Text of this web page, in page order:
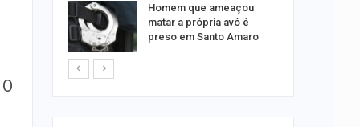
Homem que ameaçou
matar a própria avó é
preso em Santo Amaro